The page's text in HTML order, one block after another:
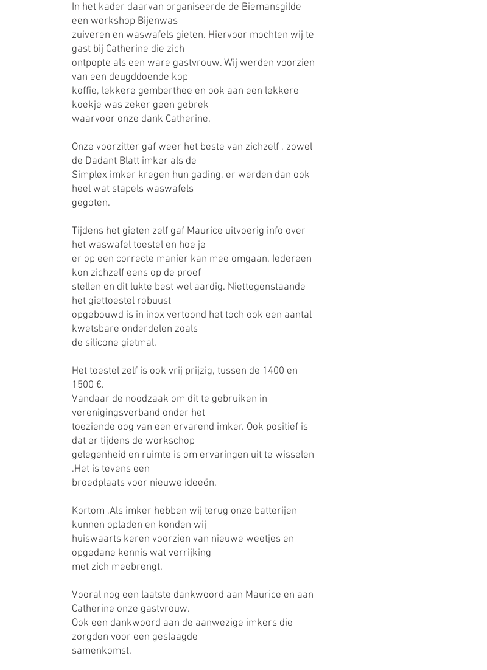
In het kader daarvan organiseerde de Biemansgilde
een workshop Bijenwas
zuiveren en waswafels gieten. Hiervoor mochten wij te
gast bij Catherine die zich
ontpopte als een ware gastvrouw. Wij werden voorzien
van een deugddoende kop
koffie, lekkere gemberthee en ook aan een lekkere
koekje was zeker geen gebrek
waarvoor onze dank Catherine.
Onze voorzitter gaf weer het beste van zichzelf , zowel
de Dadant Blatt imker als de
Simplex imker kregen hun gading, er werden dan ook
heel wat stapels waswafels
gegoten.
Tijdens het gieten zelf gaf Maurice uitvoerig info over
het waswafel toestel en hoe je
er op een correcte manier kan mee omgaan. Iedereen
kon zichzelf eens op de proef
stellen en dit lukte best wel aardig. Niettegenstaande
het giettoestel robuust
opgebouwd is in inox vertoond het toch ook een aantal
kwetsbare onderdelen zoals
de silicone gietmal.
Het toestel zelf is ook vrij prijzig, tussen de 1400 en
1500 €.
Vandaar de noodzaak om dit te gebruiken in
verenigingsverband onder het
toeziende oog van een ervarend imker. Ook positief is
dat er tijdens de workschop
gelegenheid en ruimte is om ervaringen uit te wisselen
.Het is tevens een
broedplaats voor nieuwe ideeën.
Kortom ,Als imker hebben wij terug onze batterijen
kunnen opladen en konden wij
huiswaarts keren voorzien van nieuwe weetjes en
opgedane kennis wat verrijking
met zich meebrengt.
Vooral nog een laatste dankwoord aan Maurice en aan
Catherine onze gastvrouw.
Ook een dankwoord aan de aanwezige imkers die
zorgden voor een geslaagde
samenkomst.